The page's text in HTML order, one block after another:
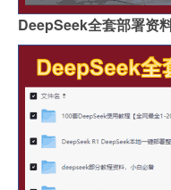
DeepSeek全套部署资